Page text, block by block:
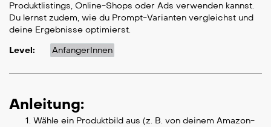
Produktlistings, Online-Shops oder Ads verwenden kannst.
Du lernst zudem, wie du Prompt-Varianten vergleichst und
deine Ergebnisse optimierst.
Level:
AnfangerInnen
Anleitung:
Wähle ein Produktbild aus (z. B. von deinem Amazon-